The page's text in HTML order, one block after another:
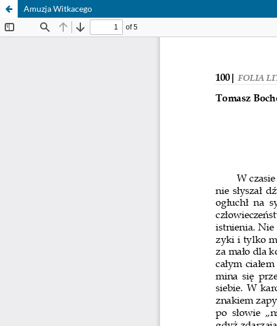
Amuzja Witkacego